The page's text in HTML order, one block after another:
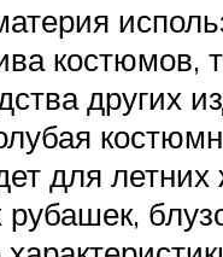
костюмов,
других
для летних